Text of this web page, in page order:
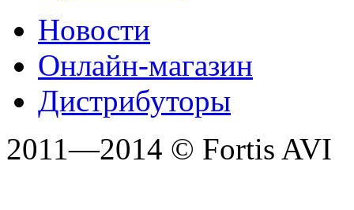
Новости
Онлайн-магазин
Дистрибуторы
2011—2014 © Fortis AVI